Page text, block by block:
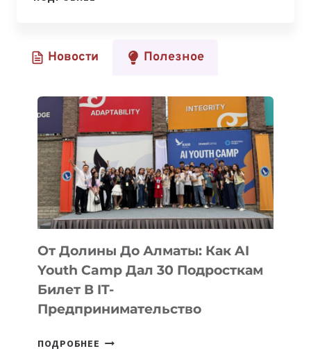
КРУПНЕЙШЕМ
В
Новости Полезное
От Долины До Алматы: Как AI
Youth Camp Дал 30 Подросткам
Билет В IT-
Предпринимательство
ПОДРОБНЕЕ ОТ